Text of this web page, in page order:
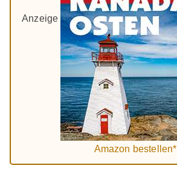
Anzeige
Amazon bestellen*